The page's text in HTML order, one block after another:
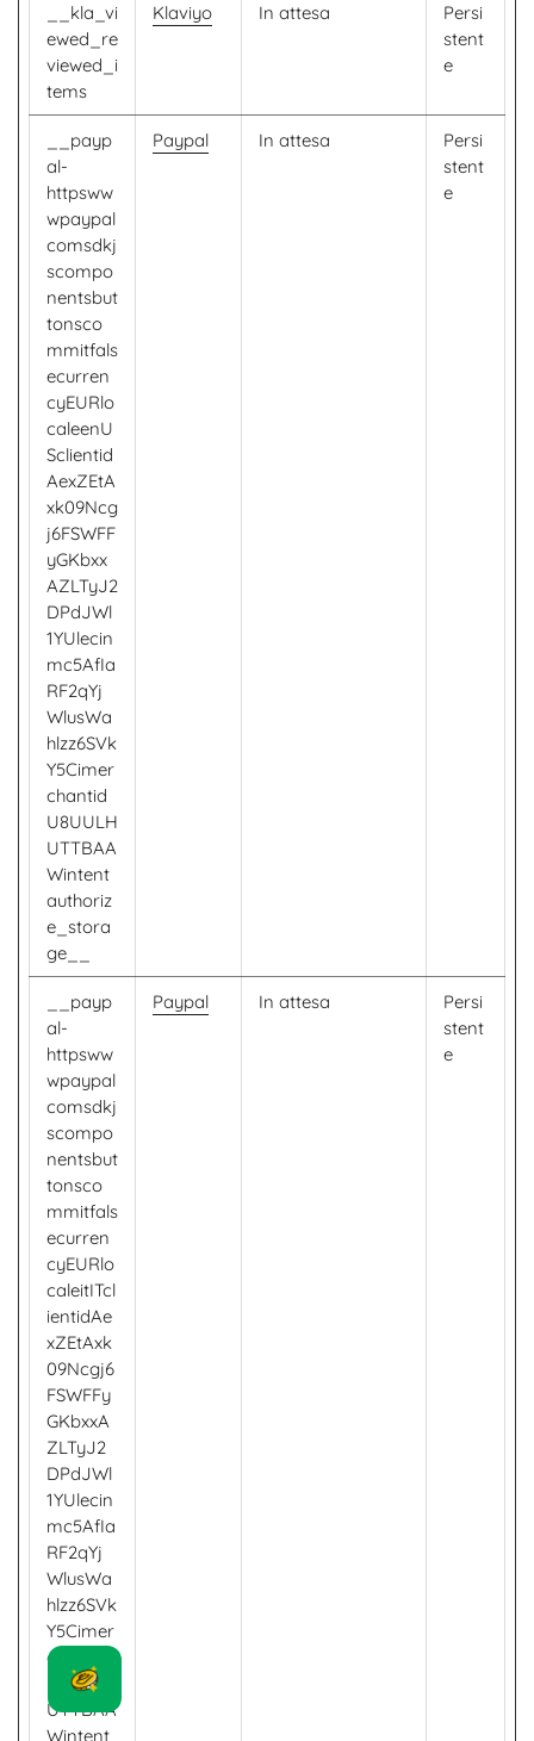
__kla_vi
ewed_re
viewed_i
tems
Klaviyo In attesa
Persi
stent
e
__payp
al-
httpsww
wpaypal
comsdkj
scompo
nentsbut
tonsco
mmitfals
ecurren
cyEURlo
caleenU
Sclientid
AexZEtA
xk09Ncg
j6FSWFF
yGKbxx
AZLTyJ2
DPdJWl
1YUlecin
mc5AfIa
RF2qYj
WlusWa
hlzz6SVk
Y5Cimer
chantid
U8UULH
UTTBAA
Wintent
authoriz
e_stora
ge__
Paypal In attesa
Persi
stent
e
__payp
al-
httpsww
wpaypal
comsdkj
scompo
nentsbut
tonsco
mmitfals
ecurren
cyEURlo
caleitITcl
ientidAe
xZEtAxk
09Ncgj6
FSWFFy
GKbxxA
ZLTyJ2
DPdJWl
1YUlecin
mc5AfIa
RF2qYj
WlusWa
hlzz6SVk
Y5Cimer
chantid
U8UULH
UTTBAA
Wintent
Paypal In attesa
Persi
stent
e